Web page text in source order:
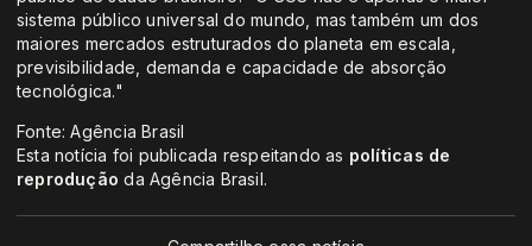
sistema público universal do mundo, mas também um dos
maiores mercados estruturados do planeta em escala,
previsibilidade, demanda e capacidade de absorção
tecnológica."
Fonte: Agência Brasil
Esta notícia foi publicada respeitando as políticas de
reprodução da Agência Brasil.